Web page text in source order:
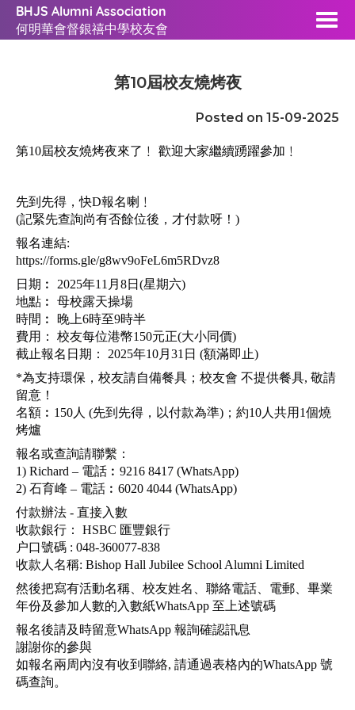
BHJS Alumni Association
何明華會督銀禧中學校友會
第10屆校友燒烤夜
Posted on 15-09-2025
第10屆校友燒烤夜來了﹗ 歡迎大家繼續踴躍參加﹗
先到先得，快D報名喇﹗
(記緊先查詢尚有否餘位後，才付款呀！)
報名連結:
https://forms.gle/g8wv9oFeL6m5RDvz8
日期︰ 2025年11月8日(星期六)
地點︰ 母校露天操場
時間︰ 晚上6時至9時半
費用： 校友每位港幣150元正(大小同價)
截止報名日期： 2025年10月31日 (額滿即止)
*為支持環保，校友請自備餐具；校友會 不提供餐具, 敬請
留意！
名額︰150人 (先到先得，以付款為準)；約10人共用1個燒
烤爐
報名或查詢請聯繫：
1) Richard – 電話︰9216 8417 (WhatsApp)
2) 石育峰 – 電話︰6020 4044 (WhatsApp)
付款辦法 - 直接入數
收款銀行： HSBC 匯豐銀行
户口號碼 : 048-360077-838
收款人名稱: Bishop Hall Jubilee School Alumni Limited
然後把寫有活動名稱、校友姓名、聯絡電話、電郵、畢業
年份及參加人數的入數紙WhatsApp 至上述號碼
報名後請及時留意WhatsApp 報詢確認訊息
謝謝你的參與
如報名兩周內沒有收到聯絡, 請通過表格內的WhatsApp 號
碼查詢。